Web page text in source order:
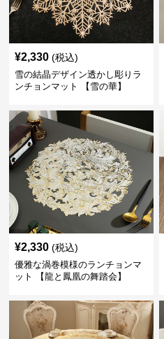
¥2,330 (税込)
雪の結晶デザイン透かし彫りラ
ンチョンマット 【雪の華】
¥2,330 (税込)
優雅な渦巻模様のランチョンマ
ット 【龍と鳳凰の舞踏会】